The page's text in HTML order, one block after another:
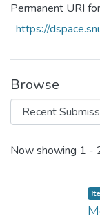
Permanent URI
https://
Browse
Recent
Now showing 1 -